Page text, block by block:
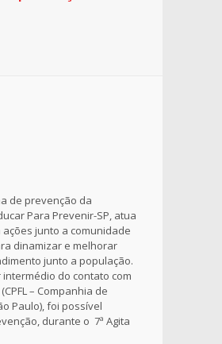
de prevenção da
Para Prevenir-SP, atua
junto a comunidade
dinamizar e melhorar
junto a população.
do contato com
– Companhia de
Paulo), foi possível
durante o 7ª Agita